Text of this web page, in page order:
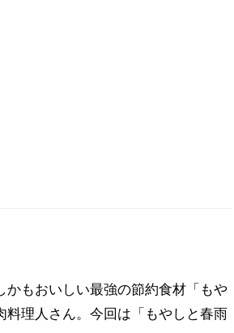
もおいしい最強の節約食材「もや
料理人さん。今回は「もやしと春雨